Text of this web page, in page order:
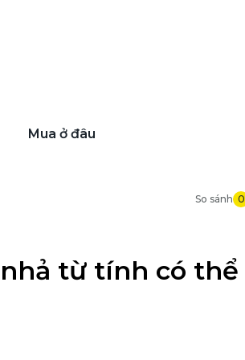
Mua ở đâu
So sánh 0
nhả từ tính có